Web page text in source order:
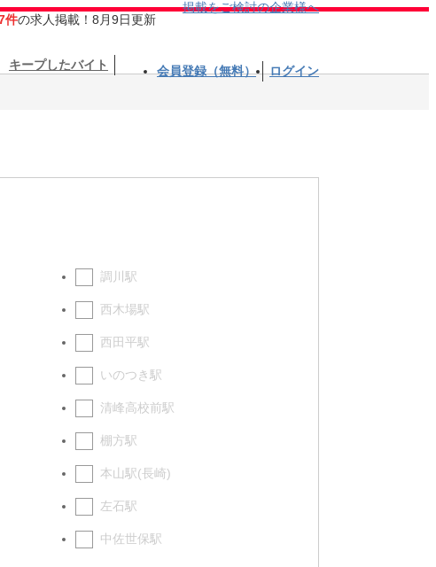
件の求人掲載！8月9日更新
掲載をご検討の企業様へ
キープしたバイト 会員登録（無料） ログイン
調川駅
西木場駅
西田平駅
いのつき駅
清峰高校前駅
棚方駅
本山駅(長崎)
左石駅
中佐世保駅